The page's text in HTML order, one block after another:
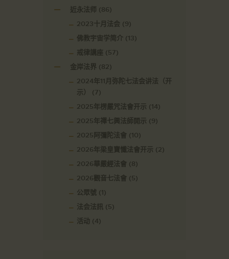
近永法师 (86)
2023十月法会 (9)
佛教宇宙学简介 (13)
戒律講座 (57)
金岸法界 (82)
2024年11月弥陀七法会讲法（开
示）
(7)
2025年楞嚴咒法會开示 (14)
2025年禪七興法師開示 (9)
2025阿彌陀法會 (10)
2026年梁皇寶懺法會开示 (2)
2026華嚴經法會 (8)
2026觀音七法會 (5)
公眾號 (1)
法会法訊 (5)
活动 (4)